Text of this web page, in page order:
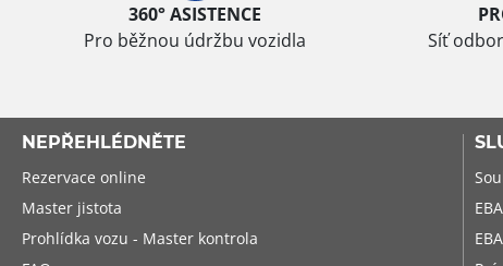
360° ASISTENCE
Pro běžnou údržbu vozidla
Síť
NEPŘEHLÉDNĚTE
Rezervace online
Master jistota
Prohlídka vozu - Master kontrola